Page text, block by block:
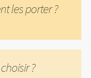
les porter ?
?